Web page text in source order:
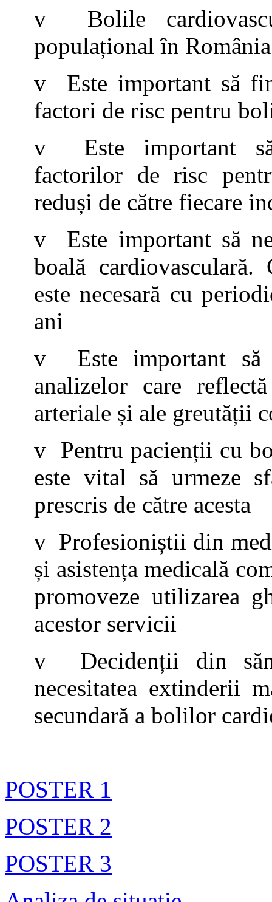
v Bolile
populațional în
v Este important să
factori de risc pentru
v Este important să
factorilor de risc
reduși de către fiecare
v Este important să
boală
este necesară cu
ani
v Este important să
analizelor care
arteriale și ale greutății
v Pentru pacienții cu
este vital să urmeze
prescris de către acesta
v Profesioniștii din
și asistența medicală
promoveze utilizarea
acestor servicii
v Decidenții din
necesitatea extinderii
secundară a bolilor
POSTER 1
POSTER 2
POSTER 3